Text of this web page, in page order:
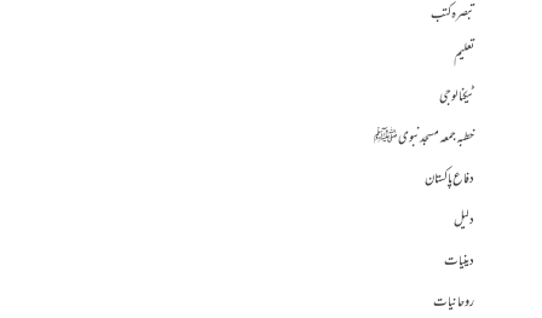
تبصرہ کتب
تعلیم
ٹیکنالوجی
خطبہ جمعہ مسجد نبوی ﷺ
دفاع پاکستان
دلیل
دینیات
روحانیات